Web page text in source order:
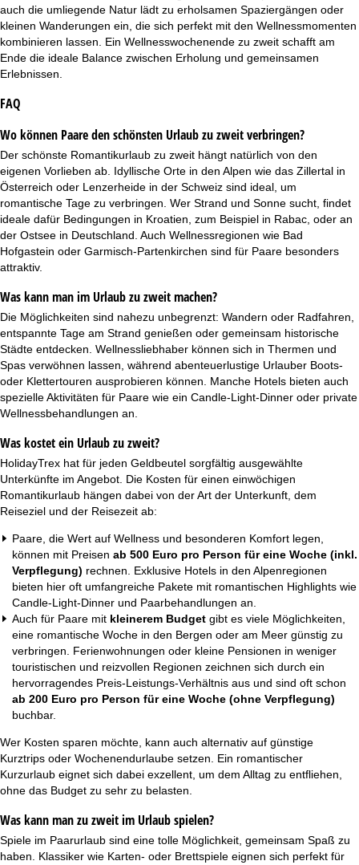
auch die umliegende Natur lädt zu erholsamen Spaziergängen oder
kleinen Wanderungen ein, die sich perfekt mit den Wellnessmomenten
kombinieren lassen. Ein Wellnesswochenende zu zweit schafft am
Ende die ideale Balance zwischen Erholung und gemeinsamen
Erlebnissen.
FAQ
Wo können Paare den schönsten Urlaub zu zweit verbringen?
Der schönste Romantikurlaub zu zweit hängt natürlich von den
eigenen Vorlieben ab. Idyllische Orte in den Alpen wie das Zillertal in
Österreich oder Lenzerheide in der Schweiz sind ideal, um
romantische Tage zu verbringen. Wer Strand und Sonne sucht, findet
ideale dafür Bedingungen in Kroatien, zum Beispiel in Rabac, oder an
der Ostsee in Deutschland. Auch Wellnessregionen wie Bad
Hofgastein oder Garmisch-Partenkirchen sind für Paare besonders
attraktiv.
Was kann man im Urlaub zu zweit machen?
Die Möglichkeiten sind nahezu unbegrenzt: Wandern oder Radfahren,
entspannte Tage am Strand genießen oder gemeinsam historische
Städte entdecken. Wellnessliebhaber können sich in Thermen und
Spas verwöhnen lassen, während abenteuerlustige Urlauber Boots-
oder Klettertouren ausprobieren können. Manche Hotels bieten auch
spezielle Aktivitäten für Paare wie ein Candle-Light-Dinner oder private
Wellnessbehandlungen an.
Was kostet ein Urlaub zu zweit?
HolidayTrex hat für jeden Geldbeutel sorgfältig ausgewählte
Unterkünfte im Angebot. Die Kosten für einen einwöchigen
Romantikurlaub hängen dabei von der Art der Unterkunft, dem
Reiseziel und der Reisezeit ab:
Paare, die Wert auf Wellness und besonderen Komfort legen,
können mit Preisen ab 500 Euro pro Person für eine Woche (inkl.
Verpflegung) rechnen. Exklusive Hotels in den Alpenregionen
bieten hier oft umfangreiche Pakete mit romantischen Highlights wie
Candle-Light-Dinner und Paarbehandlungen an.
Auch für Paare mit kleinerem Budget gibt es viele Möglichkeiten,
eine romantische Woche in den Bergen oder am Meer günstig zu
verbringen. Ferienwohnungen oder kleine Pensionen in weniger
touristischen und reizvollen Regionen zeichnen sich durch ein
hervorragendes Preis-Leistungs-Verhältnis aus und sind oft schon
ab 200 Euro pro Person für eine Woche (ohne Verpflegung)
buchbar.
Wer Kosten sparen möchte, kann auch alternativ auf günstige
Kurztrips oder Wochenendurlaube setzen. Ein romantischer
Kurzurlaub eignet sich dabei exzellent, um dem Alltag zu entfliehen,
ohne das Budget zu sehr zu belasten.
Was kann man zu zweit im Urlaub spielen?
Spiele im Paarurlaub sind eine tolle Möglichkeit, gemeinsam Spaß zu
haben. Klassiker wie Karten- oder Brettspiele eignen sich perfekt für